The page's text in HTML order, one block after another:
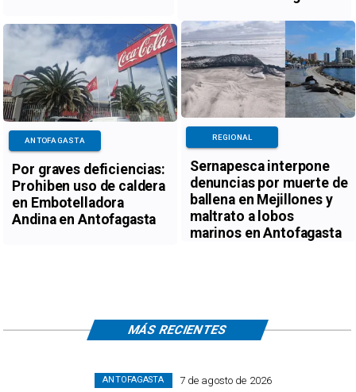
Por graves deficiencias:
Prohiben uso de caldera
en Embotelladora
Andina en Antofagasta
ANTOFAGASTA
Sernapesca interpone
denuncias por muerte de
ballena en Mejillones y
maltrato a lobos
marinos en Antofagasta
REGIONAL
7 de agosto de 2026
ANTOFAGASTA
MÁS RECIENTES